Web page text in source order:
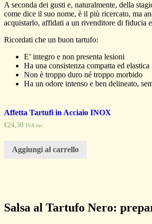
A seconda dei gusti e, naturalmente, della
come dice il suo nome, è il più ricercato, ma
acquistarlo, affidati a un rivenditore di fiducia
Ricordati che un buon tartufo:
E’ integro e non presenta lesioni
Ha una consistenza compatta ed elastica
Non è troppo duro né troppo morbido
Ha un odore intenso e ben delineato,
Affetta Tartufi in Acciaio INOX
€24,30 IVA inc.
Aggiungi al carrello
Salsa al Tartufo Nero: